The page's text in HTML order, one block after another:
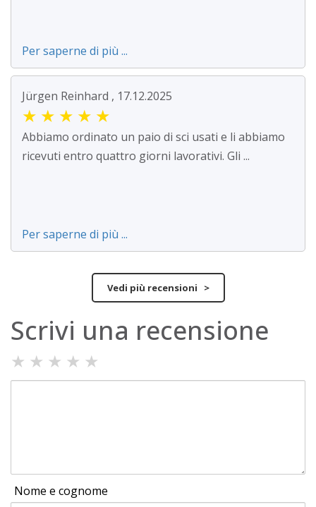
Per saperne di più ...
Jürgen Reinhard , 17.12.2025
★ ★ ★ ★ ★
Abbiamo ordinato un paio di sci usati e li abbiamo
ricevuti entro quattro giorni lavorativi. Gli ...
Per saperne di più ...
Vedi più recensioni >
Scrivi una recensione
★ ★ ★ ★ ★
Nome e cognome